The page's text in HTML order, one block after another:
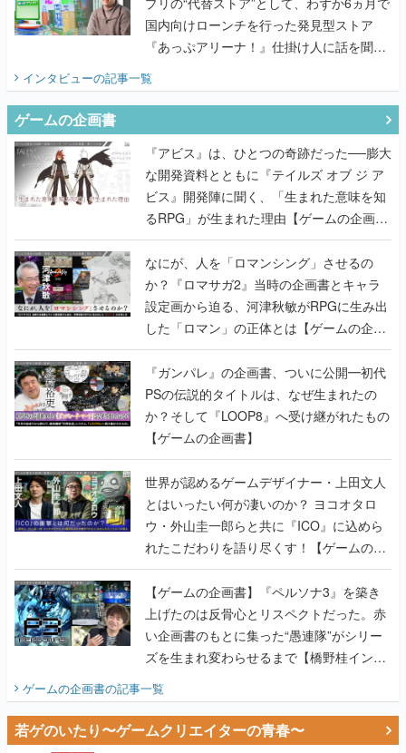
国内向けローンチを行った発見型ストア
『あっぷアリーナ！』仕掛け人に話を聞い
てみた
インタビューの記事一覧
ゲームの企画書
『アビス』は、ひとつの奇跡だった──膨大
な開発資料とともに『テイルズ オブ ジ ア
ビス』開発陣に聞く、「生まれた意味を知
るRPG」が生まれた理由【ゲームの企画
書】
なにが、人を「ロマンシング」させるの
か？『ロマサガ2』当時の企画書とキャラ
設定画から迫る、河津秋敏がRPGに生み出
した「ロマン」の正体とは【ゲームの企画
書】
『ガンパレ』の企画書、ついに公開━初代
PSの伝説的タイトルは、なぜ生まれたの
か？そして『LOOP8』へ受け継がれたもの
【ゲームの企画書】
世界が認めるゲームデザイナー・上田文人
とはいったい何が凄いのか？ ヨコオタロ
ウ・外山圭一郎らと共に『ICO』に込めら
れたこだわりを語り尽くす！【ゲームの企
画書】
【ゲームの企画書】『ペルソナ3』を築き
上げたのは反骨心とリスペクトだった。赤
い企画書のもとに集った“愚連隊”がシリー
ズを生まれ変わらせるまで【橋野桂インタ
ビュー】
ゲームの企画書の記事一覧
若ゲのいたり〜ゲームクリエイターの青春〜